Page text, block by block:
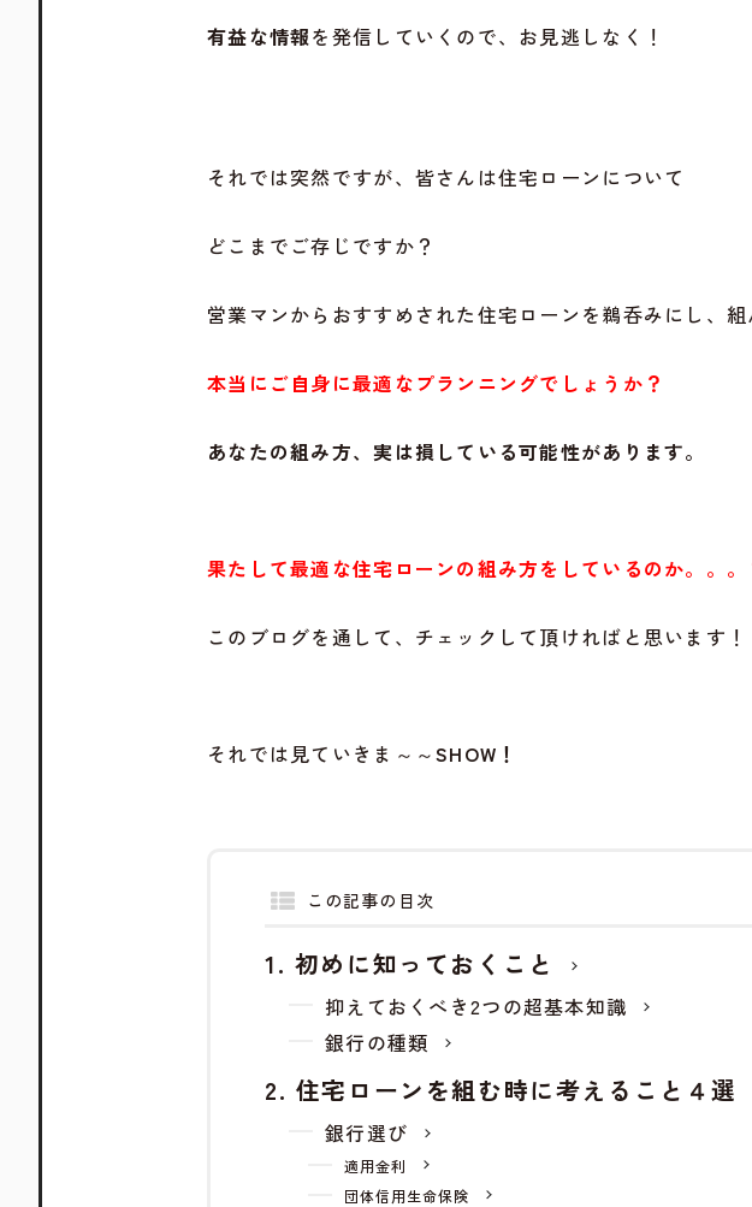
有益な情報を発信していくので、お見逃しなく！
それでは突然ですが、皆さんは住宅ローンについて
どこまでご存じですか？
営業マンからおすすめされた住宅ローンを鵜呑みにし、組
本当にご自身に最適なプランニングでしょうか？
あなたの組み方、実は損している可能性があります。
果たして最適な住宅ローンの組み方をしているのか。。。
このブログを通して、チェックして頂ければと思います！
それでは見ていきま～～SHOW！
この記事の目次
初めに知っておくこと
抑えておくべき2つの超基本知識
銀行の種類
住宅ローンを組む時に考えること４選
銀行選び
適用金利
団体信用生命保険